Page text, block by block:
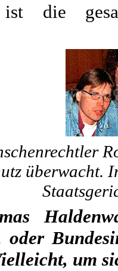
die
überwacht.
oder
um